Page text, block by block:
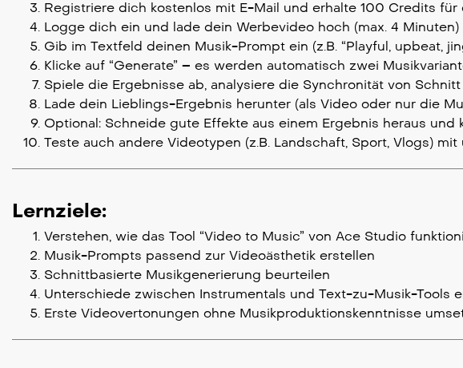
Registriere dich kostenlos mit E-Mail und erhalte 100 Credits für
Logge dich ein und lade dein Werbevideo hoch (max. 4 Minuten)
Gib im Textfeld deinen Musik-Prompt ein (z.B. “Playful, upbeat,
Klicke auf “Generate” – es werden automatisch zwei
Spiele die Ergebnisse ab, analysiere die Synchronität von
Lade dein Lieblings-Ergebnis herunter (als Video oder nur die
Optional: Schneide gute Effekte aus einem Ergebnis heraus und
Teste auch andere Videotypen (z.B. Landschaft, Sport, Vlogs)
Lernziele:
Verstehen, wie das Tool “Video to Music” von Ace Studio
Musik-Prompts passend zur Videoästhetik erstellen
Schnittbasierte Musikgenerierung beurteilen
Unterschiede zwischen Instrumentals und Text-zu-Musik-Tools
Erste Videovertonungen ohne Musikproduktionskenntnisse